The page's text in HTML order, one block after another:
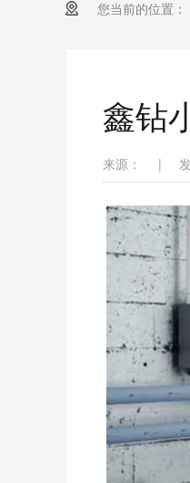
您当前的位置：
鑫钻
来源： |